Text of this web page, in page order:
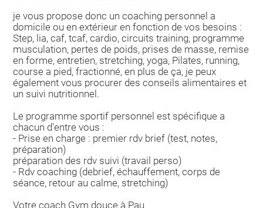
je vous propose donc un coaching personnel a
domicile ou en extérieur en fonction de vos besoins :
Step, lia, caf, tcaf, cardio, circuits training, programme
musculation, pertes de poids, prises de masse, remise
en forme, entretien, stretching, yoga, Pilates, running,
course a pied, fractionné, en plus de ça, je peux
également vous procurer des conseils alimentaires et
un suivi nutritionnel.
Le programme sportif personnel est spécifique a
chacun d'entre vous :
- Prise en charge : premier rdv brief (test, notes,
préparation)
préparation des rdv suivi (travail perso)
- Rdv coaching (debrief, échauffement, corps de
séance, retour au calme, stretching)
Votre coach Gym douce à Pau